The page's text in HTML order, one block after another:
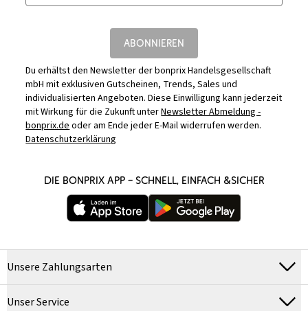
ABONNIEREN
Du erhältst den Newsletter der bonprix Handelsgesellschaft
mbH mit exklusiven Gutscheinen, Trends, Sales und
individualisierten Angeboten. Diese Einwilligung kann jederzeit
mit Wirkung für die Zukunft unterNewsletter Abmeldung -
bonprix.deoder am Ende jeder E-Mail widerrufen werden.
Datenschutzerklärung
DIE BONPRIX APP – SCHNELL, EINFACH &SICHER
Unsere Zahlungsarten
Unser Service